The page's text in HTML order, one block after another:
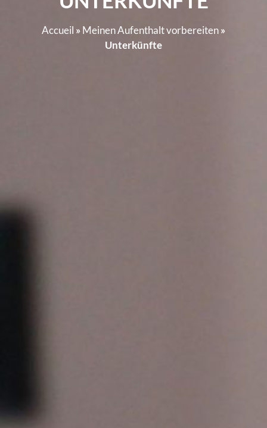
Accueil » Meinen Aufenthalt vorbereiten»
Unterkünfte